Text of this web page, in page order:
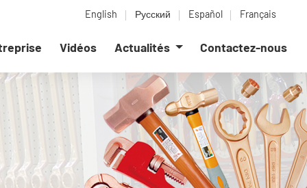
English Русский Español Français
Vidéos Actualités Contactez-nous